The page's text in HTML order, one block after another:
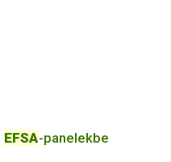
EFSA-panelekbe